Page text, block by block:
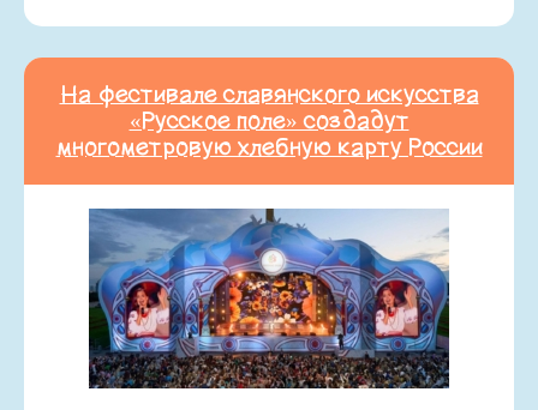
На фестивале славянского искусства
«Русское поле» создадут
многометровую хлебную карту России